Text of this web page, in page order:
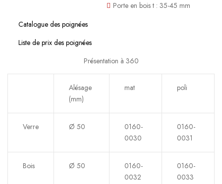
Porte en bois t : 35-45 mm
Catalogue des poignées
Liste de prix des poignées
Présentation à 360
Alésage
(mm)
mat poli
Verre Ø 50
0160-
0030
0160-
0031
Bois Ø 50
0160-
0032
0160-
0033